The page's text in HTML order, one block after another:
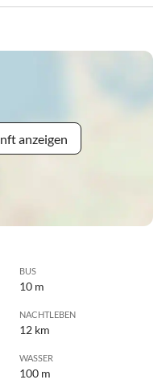
anzeigen
BUS
10 m
NACHTLEBEN
12 km
WASSER
100 m